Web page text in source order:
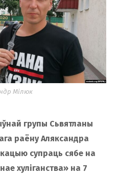
Мілюк
групы Сьвятланы
раёну Аляксандра
супраць сябе на
хуліганства» на 7